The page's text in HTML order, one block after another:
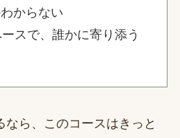
からない
スで、誰かに寄り添う
ら、このコースはきっと